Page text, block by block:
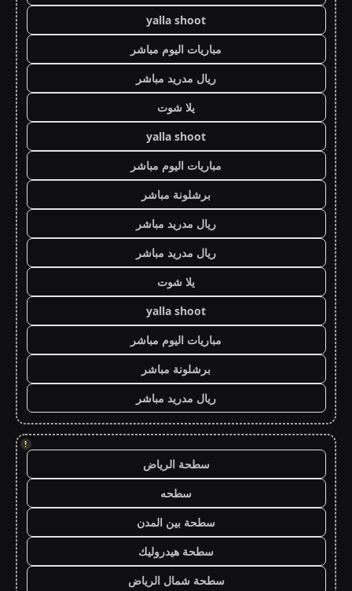
yalla shoot
مباريات اليوم مباشر
ريال مدريد مباشر
يلا شوت
yalla shoot
مباريات اليوم مباشر
برشلونة مباشر
ريال مدريد مباشر
ريال مدريد مباشر
يلا شوت
yalla shoot
مباريات اليوم مباشر
برشلونة مباشر
ريال مدريد مباشر
!
سطحة الرياض
سطحه
سطحة بين المدن
سطحة هيدروليك
سطحة شمال الرياض